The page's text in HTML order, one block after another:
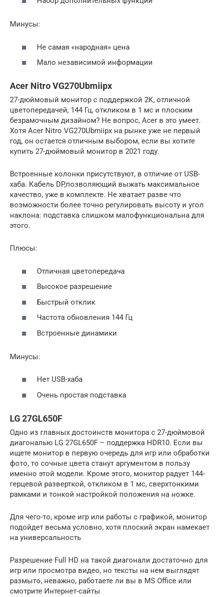
Минусы:
Не самая «народная» цена
Мало независимой информации
Acer Nitro VG270Ubmiipx
27-дюймовый монитор с поддержкой 2К, отличной
цветопередачей, 144 Гц, откликом в 1 мс и плоским
безрамочным дизайном? Не вопрос, Acer в это умеет.
Хотя Acer Nitro VG270Ubmiipx на рынке уже не первый
год, он остается отличным выбором, если вы хотите
купить 27-дюймовый монитор в 2021 году.
Встроенные колонки присутствуют, в отличие от USB-
хаба. Кабель DP,позволяющий выжать максимальное
качество, уже в комплекте. Не хватает разве что
возможности более точно регулировать высоту и угол
наклона: подставка слишком малофункциональна для
этого.
Плюсы:
Отличная цветопередача
Высокое разрешение
Быстрый отклик
Частота обновления 144 Гц
Встроенные динамики
Минусы:
Нет USB-хаба
Очень простая подставка
LG 27GL650F
Одно из главных достоинств монитора с 27-дюймовой
диагональю LG 27GL650F – поддержка HDR10. Если вы
ищете монитор в первую очередь для игр или обработки
фото, то сочные цвета станут аргументом в пользу
именно этой модели. Кроме этого, монитор радует 144-
герцевой разверткой, откликом в 1 мс, сверхтонкими
рамками и тонкой настройкой положения на ножке.
Для чего-то, кроме игр или работы с графикой, монитор
подойдет весьма условно, хотя плоский экран намекает
на универсальность
Разрешение Full HD на такой диагонали достаточно для
игр или просмотра видео, но тексты на нем выглядят
размыто, неважно, работаете ли вы в MS Office или
смотрите Интернет-сайты